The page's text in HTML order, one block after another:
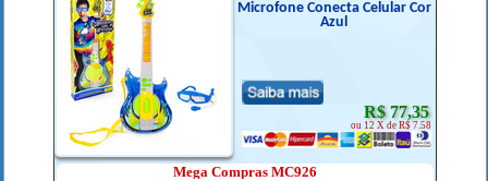
Microfone Conecta Celular Cor
Azul
R$ 77,35
ou 12 X de R$ 7.58
Mega Compras MC926